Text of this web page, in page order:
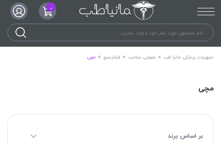
0
تجهیزات پزشکی مانیا طب عمومی سلامت فشارسنج مچی
مچی
بر اساس برند